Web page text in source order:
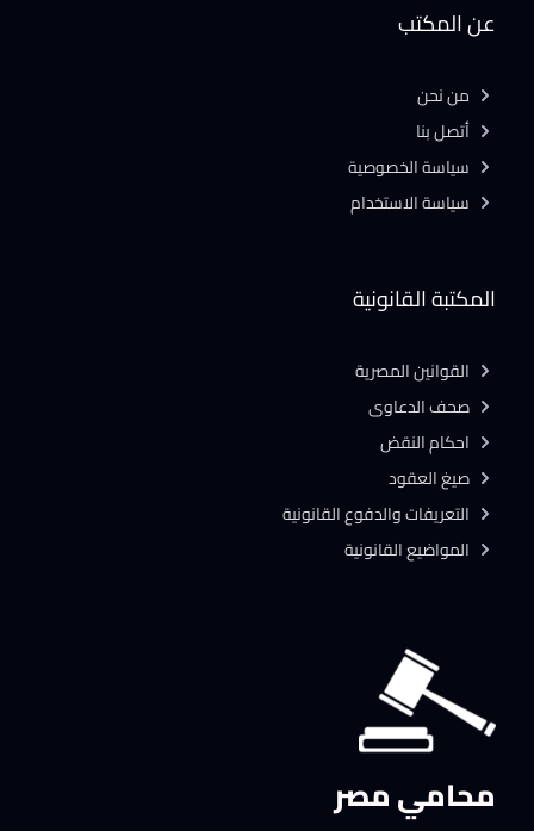
محامي مصر
المكتبة القانونية
القوانين المصرية
صحف الدعاوى
احكام النقض
صيغ العقود
التعريفات والدفوع القانونية
المواضيع القانونية
عن المكتب
من نحن
أتصل بنا
سياسة الخصوصية
سياسة الاستخدام